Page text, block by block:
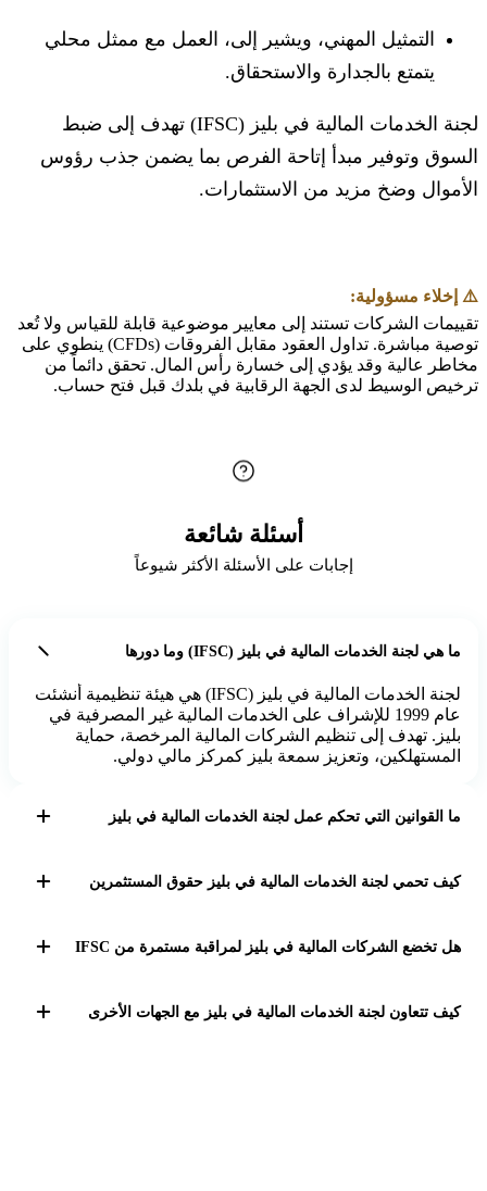
التمثيل المهني، ويشير إلى، العمل مع ممثل محلي
يتمتع بالجدارة والاستحقاق.
لجنة الخدمات المالية في بليز (IFSC) تهدف إلى ضبط
السوق وتوفير مبدأ إتاحة الفرص بما يضمن جذب رؤوس
الأموال وضخ مزيد من الاستثمارات.
⚠️ إخلاء مسؤولية:
تقييمات الشركات تستند إلى معايير موضوعية قابلة للقياس ولا تُعد
توصية مباشرة. تداول العقود مقابل الفروقات (CFDs) ينطوي على
مخاطر عالية وقد يؤدي إلى خسارة رأس المال. تحقق دائماً من
ترخيص الوسيط لدى الجهة الرقابية في بلدك قبل فتح حساب.
أسئلة شائعة
إجابات على الأسئلة الأكثر شيوعاً
ما هي لجنة الخدمات المالية في بليز (IFSC) وما دورها
لجنة الخدمات المالية في بليز (IFSC) هي هيئة تنظيمية أنشئت
عام 1999 للإشراف على الخدمات المالية غير المصرفية في
بليز. تهدف إلى تنظيم الشركات المالية المرخصة، حماية
المستهلكين، وتعزيز سمعة بليز كمركز مالي دولي.
ما القوانين التي تحكم عمل لجنة الخدمات المالية في بليز
2023 وقانون صناعة الأوراق المالية لعام 2021، بالإضافة إلىكيف تحمي لجنة الخدمات المالية في بليز حقوق المستثمرين
الشركات المالية، مكافحة غسل الأموال وتمويل الإرهاب،
هل تخضع الشركات المالية في بليز لمراقبة مستمرة من IFSC
قبل IFSC لضمان التزامها بالقوانين والقواعد السلوكية، مما
كيف تتعاون لجنة الخدمات المالية في بليز مع الجهات الأخرى